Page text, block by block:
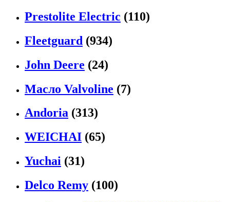
Prestolite Electric (110)
Fleetguard (934)
John Deere (24)
Масло Valvoline (7)
Andoria (313)
WEICHAI (65)
Yuchai (31)
Delco Remy (100)